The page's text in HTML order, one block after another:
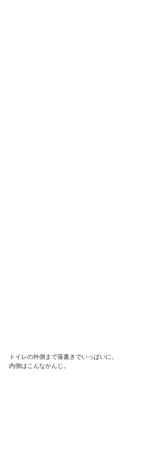
トイレの外側まで落書きでいっぱいに。
内側はこんなかんじ。